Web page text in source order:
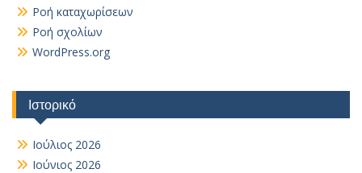
Ροή καταχωρίσεων
Ροή σχολίων
WordPress.org
Ιστορικό
Ιούλιος 2026
Ιούνιος 2026